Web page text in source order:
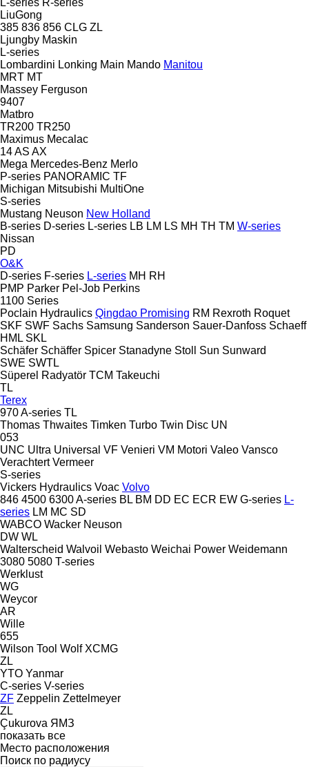
LiuGong
385 836 856 CLG ZL
Ljungby Maskin
L-series
Lombardini Lonking Main Mando Manitou
MRT MT
Massey Ferguson
9407
Matbro
TR200 TR250
Maximus Mecalac
14AS AX
Mega Mercedes-Benz Merlo
P-series PANORAMIC TF
Michigan Mitsubishi MultiOne
S-series
Mustang Neuson New Holland
B-series D-series L-series LB LM LS MH TH TM W-series
Nissan
PD
O&K
D-series F-series L-series MH RH
PMP Parker Pel-Job Perkins
1100 Series
Poclain Hydraulics Qingdao Promising RM Rexroth Roquet
SKF SWF Sachs Samsung Sanderson Sauer-Danfoss Schaeff
HML SKL
Schäfer Schäffer Spicer Stanadyne Stoll Sun Sunward
SWE SWTL
Süperel Radyatör TCM Takeuchi
TL
Terex
970A-series TL
Thomas Thwaites Timken Turbo Twin Disc UN
053
UNC Ultra Universal VF Venieri VM Motori Valeo Vansco
Verachtert Vermeer
S-series
Vickers Hydraulics Voac Volvo
846 4500 6300A-series BL BM DD EC ECR EW G-series L-
series LM MC SD
WABCO Wacker Neuson
DW WL
Walterscheid Walvoil Webasto Weichai Power Weidemann
3080 5080 T-series
Werklust
WG
Weycor
AR
Wille
655
Wilson Tool Wolf XCMG
ZL
YTO Yanmar
C-series V-series
ZF Zeppelin Zettelmeyer
ZL
Çukurova ЯМЗ
показать все
Место расположения
Поиск по радиусу